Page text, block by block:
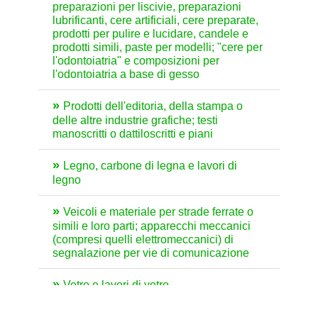
preparazioni per liscivie, preparazioni
lubrificanti, cere artificiali, cere preparate,
prodotti per pulire e lucidare, candele e
prodotti simili, paste per modelli; "cere per
l'odontoiatria" e composizioni per
l'odontoiatria a base di gesso
Prodotti dell'editoria, della stampa o
delle altre industrie grafiche; testi
manoscritti o dattiloscritti e piani
Legno, carbone di legna e lavori di
legno
Veicoli e materiale per strade ferrate o
simili e loro parti; apparecchi meccanici
(compresi quelli elettromeccanici) di
segnalazione per vie di comunicazione
Vetro e lavori di vetro